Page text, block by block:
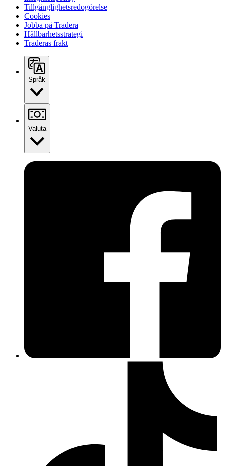
Tillgänglighetsredogörelse
Cookies
Jobba på Tradera
Hållbarhetsstrategi
Traderas frakt
Språk
Valuta